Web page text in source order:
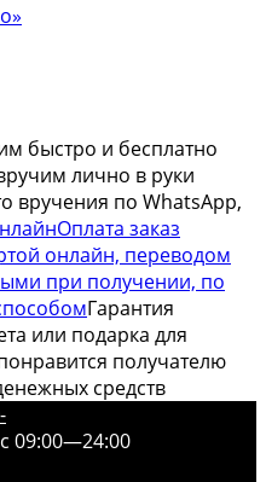
быстро и бесплатно
лично в руки
вручения по WhatsApp,
Оплата заказ
онлайн, переводом
при получении, по
Гарантия
или подарка для
получателю
средств
09:00—24:00